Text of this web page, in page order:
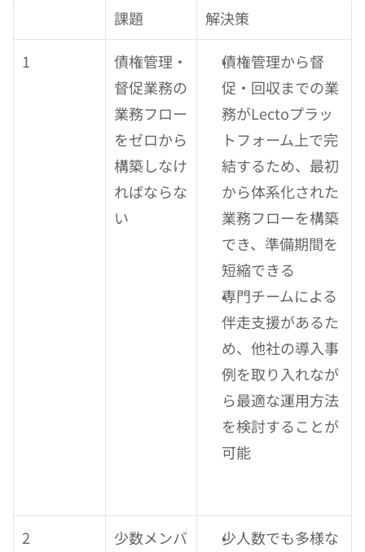
課題 解決策
1
債権管理・
督促業務の
業務フロー
をゼロから
構築しなけ
ればならな
い
債権管理から督
促・回収までの業
務がLectoプラッ
トフォーム上で完
結するため、最初
から体系化された
業務フローを構築
でき、準備期間を
短縮できる
専門チームによる
伴走支援があるた
め、他社の導入事
例を取り入れなが
ら最適な運用方法
を検討することが
可能
2 少数メンバ 少人数でも多様な